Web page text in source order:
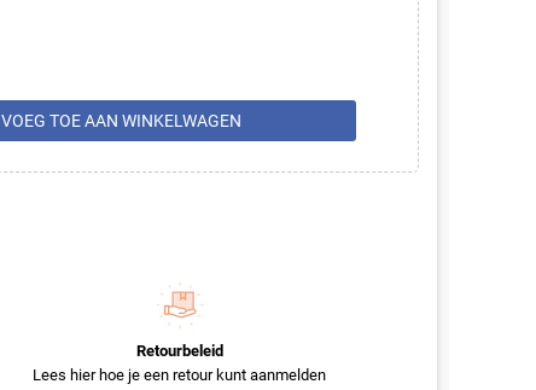
VOEG TOE AAN WINKELWAGEN
Retourbeleid
Lees hier hoe je een retour kunt aanmelden